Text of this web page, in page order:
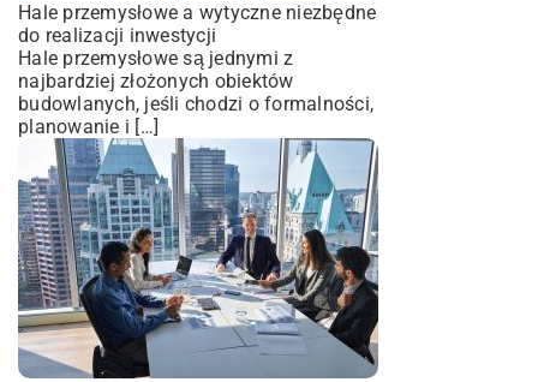
Hale przemysłowe a wytyczne niezbędne
do realizacji inwestycji
Hale przemysłowe są jednymi z
najbardziej złożonych obiektów
budowlanych, jeśli chodzi o formalności,
planowanie i […]